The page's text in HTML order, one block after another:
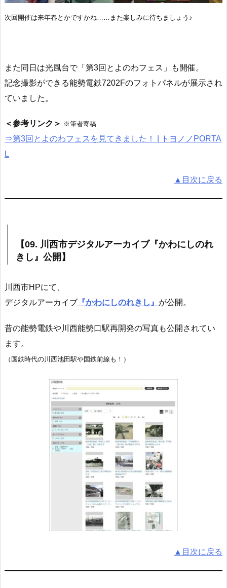
次回開催は来年春とかですかね……また楽しみに待ちましょう♪
また同日は光風台で「第3回とよのわフェス」も開催。
記念撮影ができる能勢電鉄7202Fのフォトパネルが展示され
ていました。
＜参考リンク＞ ※筆者寄稿
⇒第3回とよのわフェスを見てきました！ | トヨノノPORTA
L
▲目次に戻る
【09. 川西市デジタルアーカイブ『かわにしのれ
きし』公開】
川西市HPにて、
デジタルアーカイブ 『かわにしのれきし』 が公開。
昔の能勢電鉄や川西能勢口駅再開発の写真も公開されてい
ます。
（国鉄時代の川西池田駅や国鉄前線も！）
▲目次に戻る